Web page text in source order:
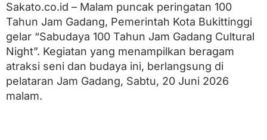
c
a
k
P
e
i
n
Sakato.co.id – Malam puncak peringatan 100
Tahun Jam Gadang, Pemerintah Kota Bukittinggi
gelar “Sabudaya 100 Tahun Jam Gadang Cultural
Night”. Kegiatan yang menampilkan beragam
atraksi seni dan budaya ini, berlangsung di
pelataran Jam Gadang, Sabtu, 20 Juni 2026
malam.